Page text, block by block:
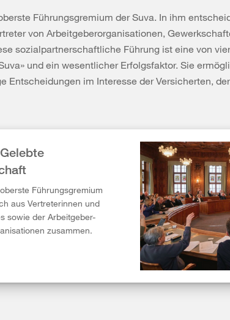
Führungsgremium der Suva. In ihm
von Arbeitgeberorganisationen,
sozialpartnerschaftliche Führung ist eine von
und ein wesentlicher Erfolgsfaktor. Sie
Entscheidungen im Interesse der Versicherten,
Führungsgremium
aus Vertreterinnen und
sowie der Arbeitgeber-
zusammen.